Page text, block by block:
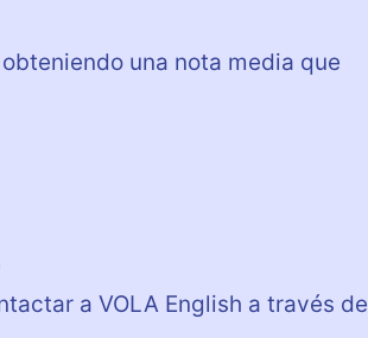
una nota media que
a VOLA English a través de